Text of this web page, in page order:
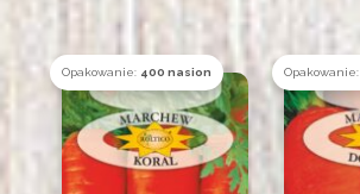
Opakowanie: 400 nasion Opakowanie: